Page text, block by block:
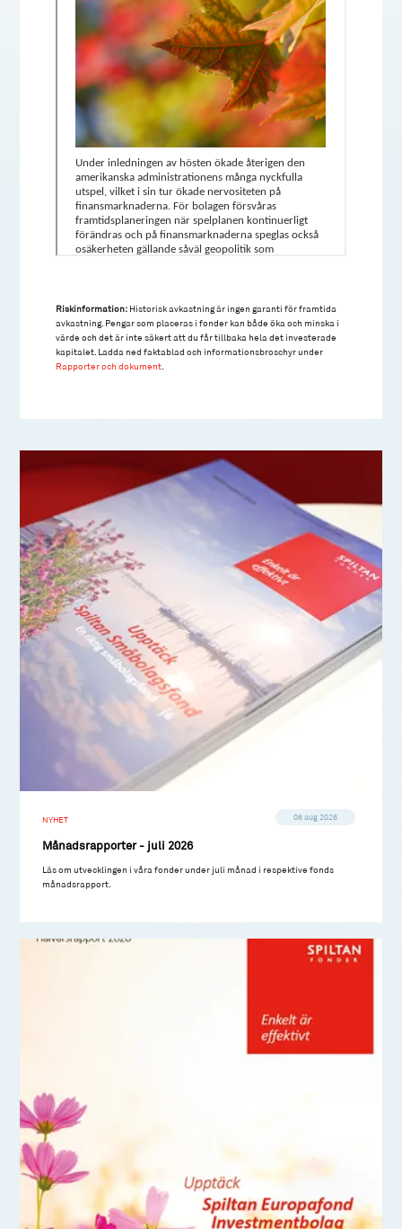
Riskinformation: Historisk avkastning är ingen garanti för framtida
avkastning. Pengar som placeras i fonder kan både öka och minska i
värde och det är inte säkert att du får tillbaka hela det investerade
kapitalet. Ladda ned faktablad och informationsbroschyr under
Rapporter och dokument
NYHET 06 aug 2026
Månadsrapporter - juli 2026
Läs om utvecklingen i våra fonder under juli månad i respektive fonds
månadsrapport.